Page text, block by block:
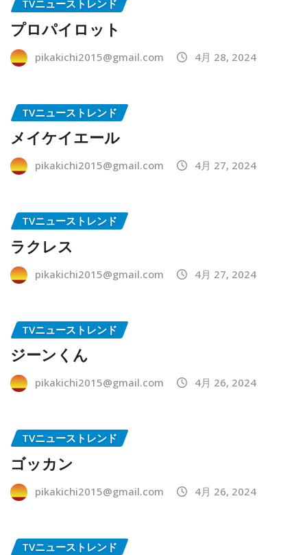
TVニューストレンド
プロパイロット
pikakichi2015@gmail.com 4月 28, 2024
TVニューストレンド
メイケイエール
pikakichi2015@gmail.com 4月 27, 2024
TVニューストレンド
ラクレス
pikakichi2015@gmail.com 4月 27, 2024
TVニューストレンド
ジーンくん
pikakichi2015@gmail.com 4月 26, 2024
TVニューストレンド
ゴッカン
pikakichi2015@gmail.com 4月 26, 2024
TVニューストレンド